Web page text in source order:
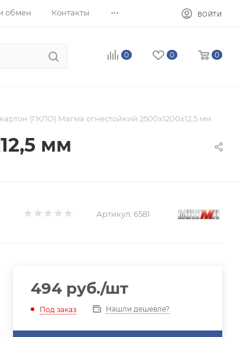
обмен Контакты ... ВОЙТИ
0 0 0
(ГКЛО) Магма огнестойкий 2500х1200х12,5 мм
мм
Артикул: 6581
494руб./шт
Под заказ Нашли дешевле?